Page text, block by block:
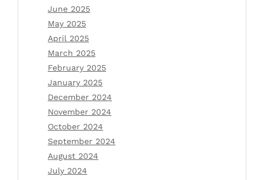
June 2025
May 2025
April 2025
March 2025
February 2025
January 2025
December 2024
November 2024
October 2024
September 2024
August 2024
July 2024